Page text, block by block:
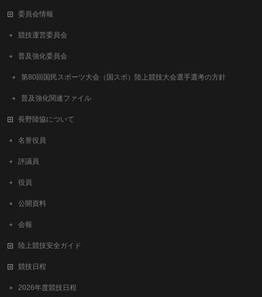
委員会情報
競技運営委員会
普及強化委員会
第80回国民スポーツ大会（国スポ）陸上競技大会選手選考の方針
普及強化関連ファイル
長野陸協について
名誉役員
評議員
役員
公開資料
会報
陸上競技安全ガイド
競技日程
2026年度競技日程